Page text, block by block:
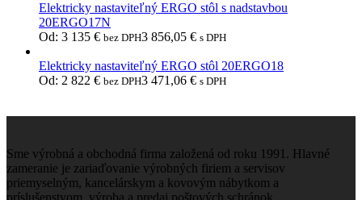
Elektricky nastaviteľný ERGO stôl s nadstavbou
20ERGO17N
Od: 3 135 € bez DPH3 856,05 € s DPH
Elektricky nastaviteľný ERGO stôl 20ERGO18
Od: 2 822 € bez DPH3 471,06 € s DPH
Sme výrobná a obchodná firma založená od roku 1991. Hlavné
zameranie je zariaďovanie výrobných firiem a servisov
priemyselným, kancelárskym a kovovým nábytkom a